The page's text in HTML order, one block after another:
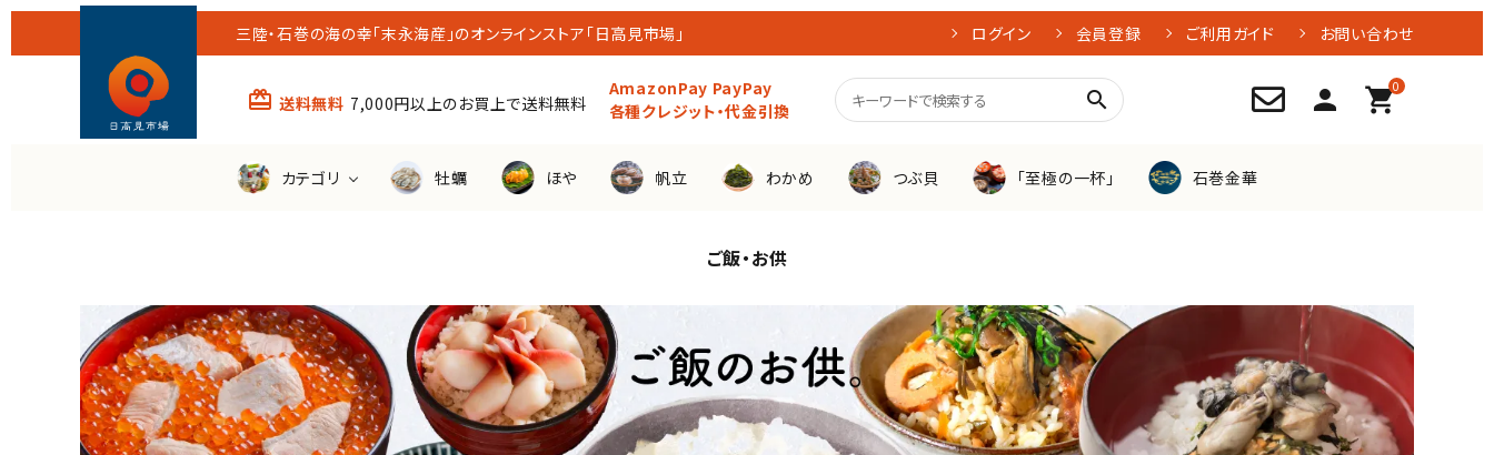
三陸・石巻の海の幸「末永海産」のオンラインストア「日高見市場」 ログイン 会員登録 ご利用ガイド お問い合わせ
card_giftcard 送料無料 7,000円以上のお買上で送料無料
AmazonPay PayPay
各種クレジット・代金引換
search person 0
shopping_cart
カテゴリ
産直生
ほや わかめ つぶ貝
その他の魚
（銀鮭・さば・さんま等）
潮煮 リッチフレーク お刺身
牡蠣 ほや 帆立 わかめ つぶ貝 「至極の一杯」 石巻金華
ご飯・お供